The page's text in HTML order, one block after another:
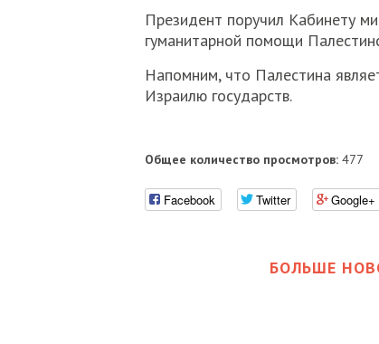
Президент поручил Кабинету
гуманитарной помощи
Напомним, что Палестина
Израилю государств.
Общее количество просмотров:477
Facebook Twitter Google+
БОЛЬШЕ